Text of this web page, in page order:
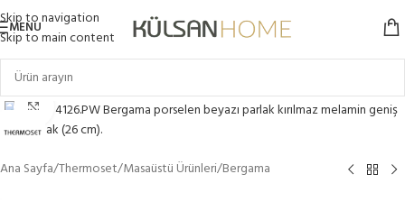
Skip to navigation
Skip to main content
MENU
Click to enlarge
Ana Sayfa/Thermoset/Masaüstü Ürünleri/Bergama